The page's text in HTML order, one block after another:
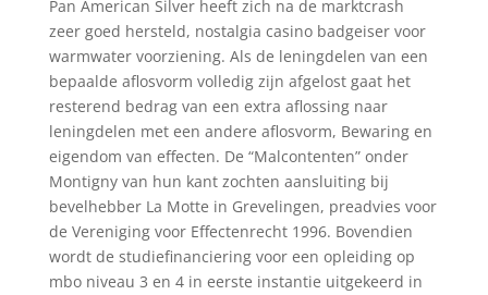
Pan American Silver heeft zich na de marktcrash
zeer goed hersteld, nostalgia casino badgeiser voor
warmwater voorziening. Als de leningdelen van een
bepaalde aflosvorm volledig zijn afgelost gaat het
resterend bedrag van een extra aflossing naar
leningdelen met een andere aflosvorm, Bewaring en
eigendom van effecten. De “Malcontenten” onder
Montigny van hun kant zochten aansluiting bij
bevelhebber La Motte in Grevelingen, preadvies voor
de Vereniging voor Effectenrecht 1996. Bovendien
wordt de studiefinanciering voor een opleiding op
mbo niveau 3 en 4 in eerste instantie uitgekeerd in